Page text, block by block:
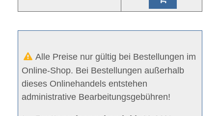
Alle Preise nur gültig bei Bestellungen im
Online-Shop. Bei Bestellungen außerhalb
dieses Onlinehandels entstehen
administrative Bearbeitungsgebühren!